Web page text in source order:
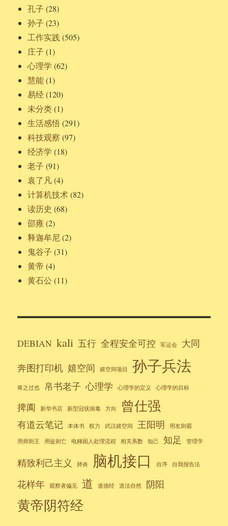
孔子 (28)
孙子 (23)
工作实践 (505)
庄子 (1)
心理学 (62)
慧能(1)
易经(120)
未分类(1)
生活感悟(291)
科技观察 (97)
经济学 (18)
老子 (91)
袁了凡(4)
计算机技术(82)
读历史 (68)
邵雍 (2)
释迦牟尼(2)
鬼谷子 (31)
黄帝 (4)
黄石公 (11)
DEBIAN kali 五行 全程安全可控 军运会
大同
奔图打印机 嬉空间 嬉空间项目 孙子兵法
将之过也 帛书老子 心理学 心理学的定义 心理学的目标
捭阖 新华书店 新型冠状病毒 方向 曾仕强
有道云笔记 本体书 权力 武汉嬉空间 王阳明 用友则霸
用师则王 用徒则亡 电梯困人处理流程 相关系数 知己 知足 管理学
精致利己主义 肺炎 脑机接口 自序 自我报告法
花样年 观察者偏见 道 道德经 道法自然 阴阳
黄帝阴符经